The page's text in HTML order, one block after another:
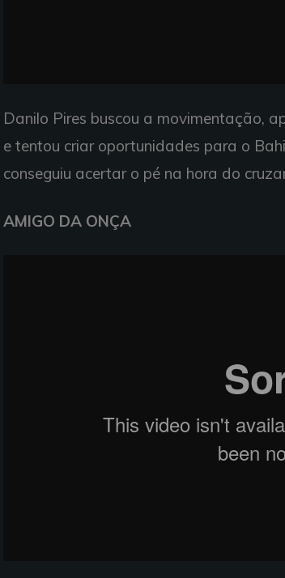
Danilo Pires buscou a movimentação,
e tentou criar oportunidades para o
conseguiu acertar o pé na hora do
AMIGO DA ONÇA